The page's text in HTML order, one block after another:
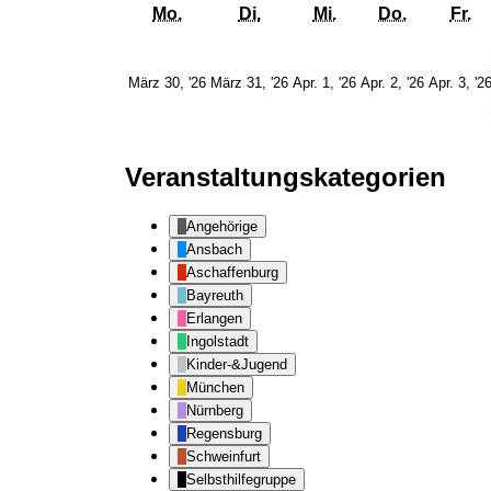
Mo. MontagDi. Dienstag
Mi. Mittwoch
Do. Fr.
März 30, '2630.
März 31, '2631.
Apr. 1, '261.Apr. 2, '262.Apr. 3, '26
Veranstaltungskategorien
Angehörige
Ansbach
Aschaffenburg
Bayreuth
Erlangen
Ingolstadt
Kinder-&Jugend
München
Nürnberg
Regensburg
Schweinfurt
Selbsthilfegruppe